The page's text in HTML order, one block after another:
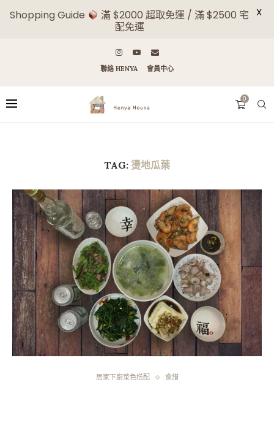
聯絡 HENYA 會員中心
0
TAG: 燙地瓜葉
居家下廚菜色搭配 食譜
Shopping Guide
滿 $2000 超取免運 / 滿 $2500 宅
配免運
X